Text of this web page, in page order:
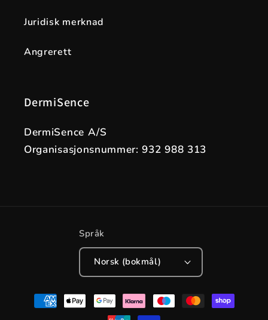
Juridisk merknad
Angrerett
DermiSence
DermiSence A/S
Organisasjonsnummer: 932 988 313
Språk
Norsk (bokmål)
Betalingsmåter